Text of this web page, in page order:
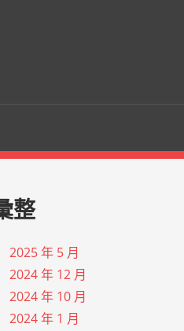
整
2025 年 5 月
2024 年 12 月
2024 年 10 月
2024 年 1 月